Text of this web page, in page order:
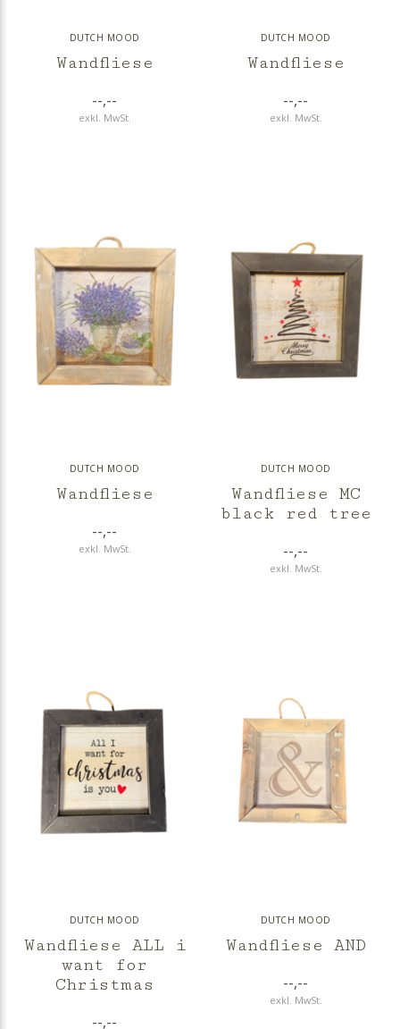
DUTCH MOOD
Wandfliese
--,--
exkl. MwSt.
DUTCH MOOD
Wandfliese
--,--
exkl. MwSt.
DUTCH MOOD
Wandfliese
--,--
exkl. MwSt.
DUTCH MOOD
Wandfliese MC
black red tree
--,--
exkl. MwSt.
DUTCH MOOD
Wandfliese ALL i
want for
Christmas
--,--
DUTCH MOOD
Wandfliese AND
--,--
exkl. MwSt.